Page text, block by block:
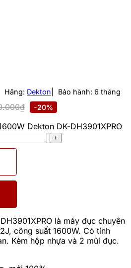
Hãng: Dekton Bảo hành: 6 tháng
-20%
Dekton DK-DH3901XPRO
là máy đục chuyên
công suất 1600W. Có tính
Kèm hộp nhựa và 2 mũi đục.